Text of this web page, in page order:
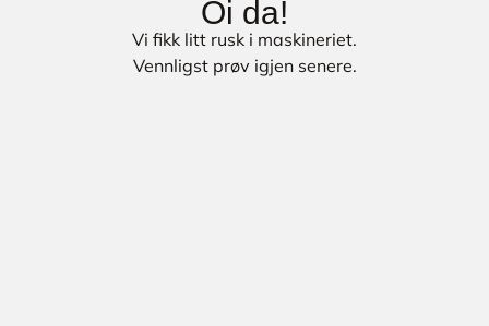
Oi da!
Vi fikk litt rusk i maskineriet.
Vennligst prøv igjen senere.